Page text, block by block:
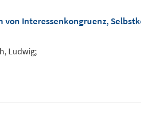
m
e
Interessenkongruenz,
Ludwig;